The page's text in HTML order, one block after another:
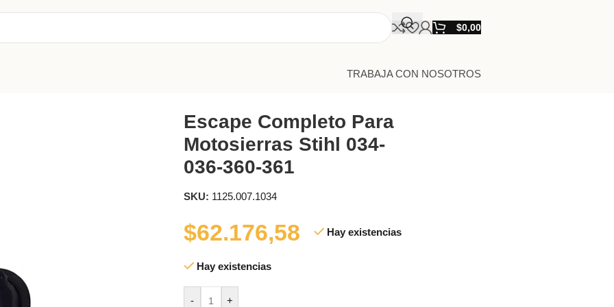
$0,00
TRABAJA CON NOSOTROS
Escape Completo Para
Motosierras Stihl 034-
036-360-361
SKU: 1125.007.1034
$62.176,58 Hay existencias
Hay existencias
- +